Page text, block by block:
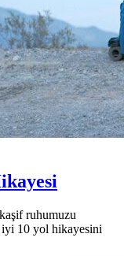
ruhumuzu
iyi 10 yol hikayesini